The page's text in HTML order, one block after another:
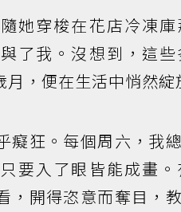
她穿梭在花店冷凍
了我。沒想到，這
，便在生活中悄然綻
癡狂。每個周六，我
要入了眼皆能成畫
，開得恣意而奪目，